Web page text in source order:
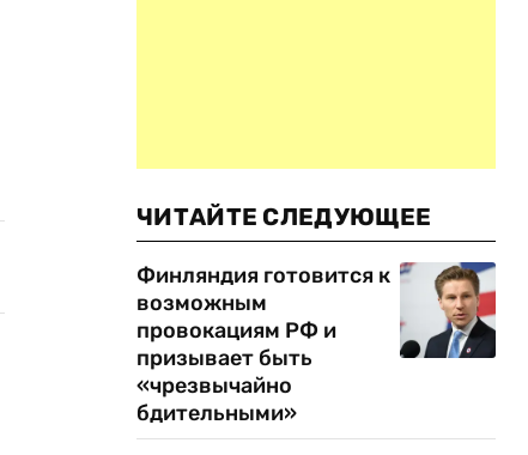
ЧИТАЙТЕ СЛЕДУЮЩЕЕ
Финляндия готовится к
возможным
провокациям РФ и
призывает быть
«чрезвычайно
бдительными»